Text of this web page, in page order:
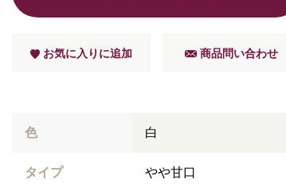
お気に入りに追加 商品問い合わせ
色 白
タイプ やや甘口